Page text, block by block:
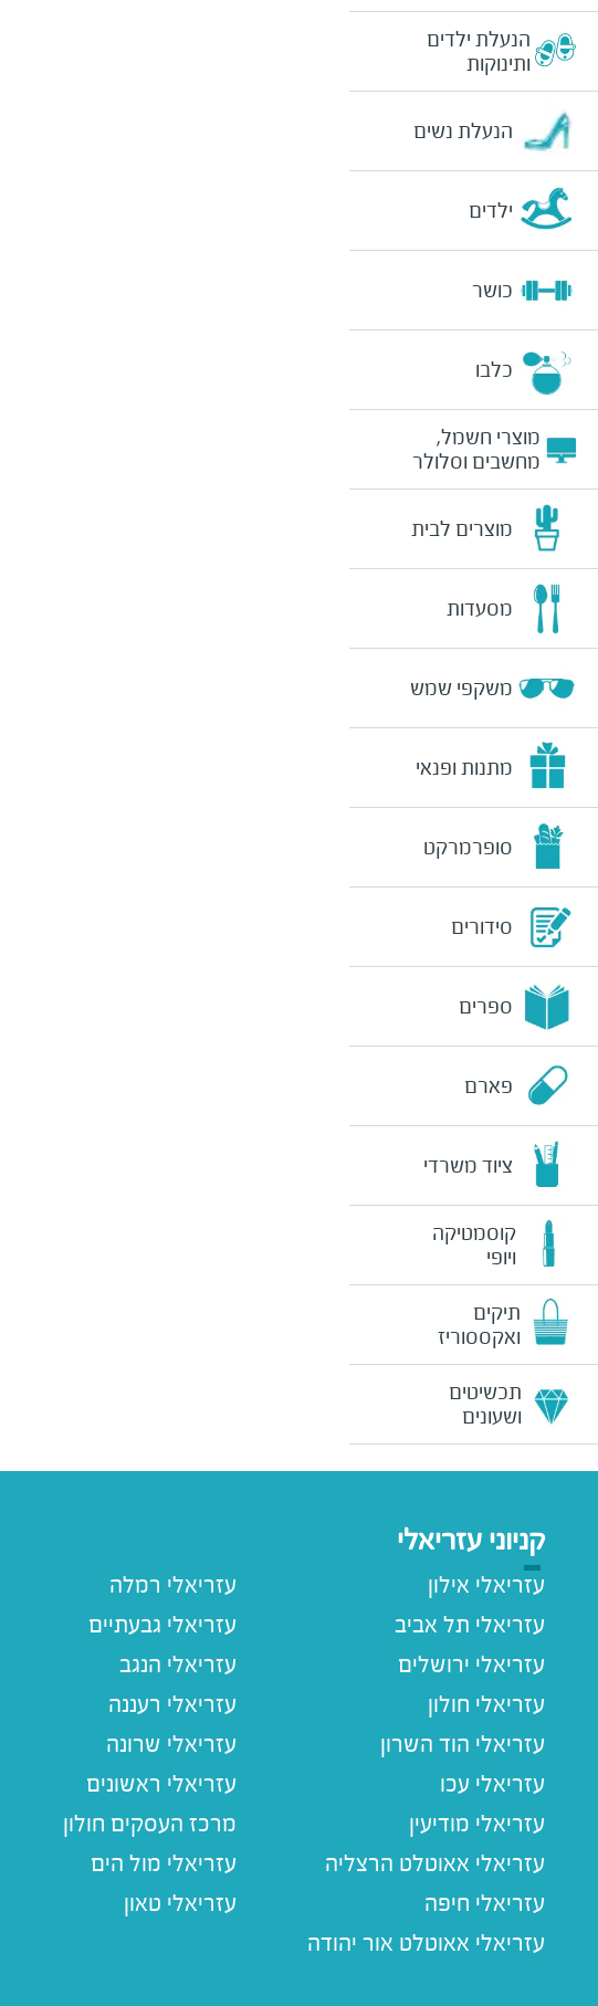
הנעלת ילדים
ותינוקות
הנעלת נשים
ילדים
כושר
כלבו
מוצרי חשמל,
מחשבים וסלולר
מוצרים לבית
מסעדות
משקפי שמש
מתנות ופנאי
סופרמרקט
סידורים
ספרים
פארם
ציוד משרדי
קוסמטיקה
ויופי
תיקים
ואקססוריז
תכשיטים
ושעונים
קניוני עזריאלי
עזריאלי אילון
עזריאלי תל אביב
עזריאלי ירושלים
עזריאלי חולון
עזריאלי הוד השרון
עזריאלי עכו
עזריאלי מודיעין
עזריאלי אאוטלט הרצליה
עזריאלי חיפה
עזריאלי אאוטלט אור יהודה
עזריאלי רמלה
עזריאלי גבעתיים
עזריאלי הנגב
עזריאלי רעננה
עזריאלי שרונה
עזריאלי ראשונים
מרכז העסקים חולון
עזריאלי מול הים
עזריאלי טאון